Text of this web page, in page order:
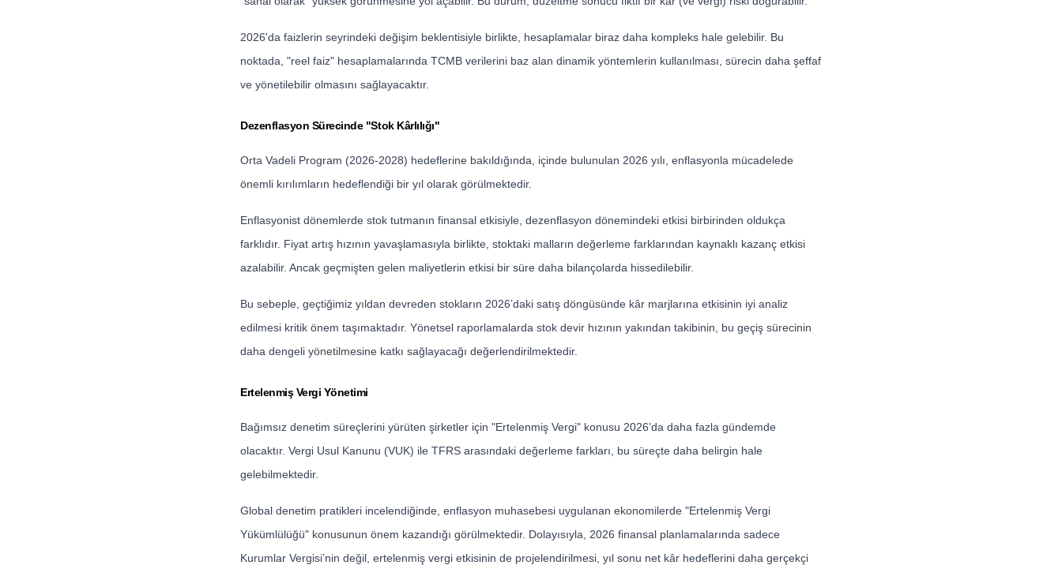
2026'da faizlerin seyrindeki değişim beklentisiyle birlikte, hesaplamalar biraz daha kompleks hale gelebilir. Bu
noktada, "reel faiz" hesaplamalarında TCMB verilerini baz alan dinamik yöntemlerin kullanılması, sürecin daha şeffaf
ve yönetilebilir olmasını sağlayacaktır.
Dezenflasyon Sürecinde "Stok Kârlılığı"
Orta Vadeli Program (2026-2028) hedeflerine bakıldığında, içinde bulunulan 2026 yılı, enflasyonla mücadelede
önemli kırılımların hedeflendiği bir yıl olarak görülmektedir.
Enflasyonist dönemlerde stok tutmanın finansal etkisiyle, dezenflasyon dönemindeki etkisi birbirinden oldukça
farklıdır. Fiyat artış hızının yavaşlamasıyla birlikte, stoktaki malların değerleme farklarından kaynaklı kazanç etkisi
azalabilir. Ancak geçmişten gelen maliyetlerin etkisi bir süre daha bilançolarda hissedilebilir.
Bu sebeple, geçtiğimiz yıldan devreden stokların 2026’daki satış döngüsünde kâr marjlarına etkisinin iyi analiz
edilmesi kritik önem taşımaktadır. Yönetsel raporlamalarda stok devir hızının yakından takibinin, bu geçiş sürecinin
daha dengeli yönetilmesine katkı sağlayacağı değerlendirilmektedir.
Ertelenmiş Vergi Yönetimi
Bağımsız denetim süreçlerini yürüten şirketler için "Ertelenmiş Vergi" konusu 2026’da daha fazla gündemde
olacaktır. Vergi Usul Kanunu (VUK) ile TFRS arasındaki değerleme farkları, bu süreçte daha belirgin hale
gelebilmektedir.
Global denetim pratikleri incelendiğinde, enflasyon muhasebesi uygulanan ekonomilerde "Ertelenmiş Vergi
Yükümlülüğü" konusunun önem kazandığı görülmektedir. Dolayısıyla, 2026 finansal planlamalarında sadece
Kurumlar Vergisi’nin değil, ertelenmiş vergi etkisinin de projelendirilmesi, yıl sonu net kâr hedeflerini daha gerçekçi